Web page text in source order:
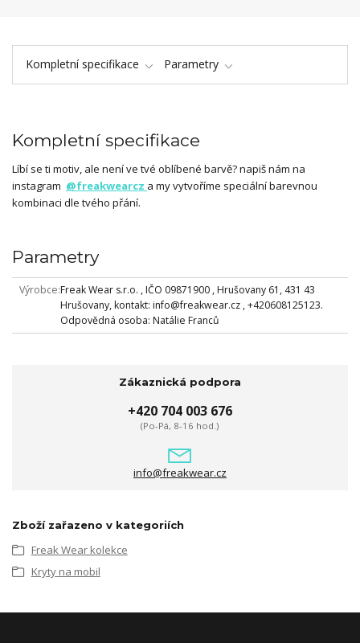
Kompletní specifikace Parametry
Kompletní specifikace
Líbí se ti motiv, ale není ve tvé oblíbené barvě? napiš nám na
instagram @freakwearcz a my vytvoříme speciální barevnou
kombinaci dle tvého přání.
Parametry
Výrobce Freak Wear s.r.o. , IČO 09871900 , Hrušovany 61, 431 43
Hrušovany, kontakt: info@freakwear.cz , +420608125123.
Odpovědná osoba: Natálie Franců
Zákaznická podpora
+420 704 003 676
(Po-Pá, 8-16 hod.)
info@freakwear.cz
Zboží zařazeno v kategoriích
Freak Wear kolekce
Kryty na mobil